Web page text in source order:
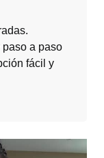
paso a paso
fácil y